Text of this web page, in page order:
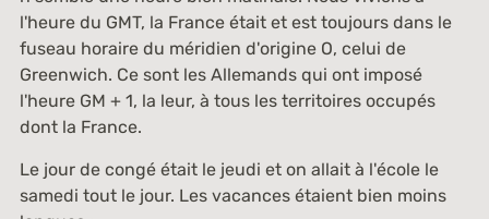
l'heure du GMT, la France était et est toujours dans le
fuseau horaire du méridien d'origine O, celui de
Greenwich. Ce sont les Allemands qui ont imposé
l'heure GM + 1, la leur, à tous les territoires occupés
dont la France.
Le jour de congé était le jeudi et on allait à l'école le
samedi tout le jour. Les vacances étaient bien moins